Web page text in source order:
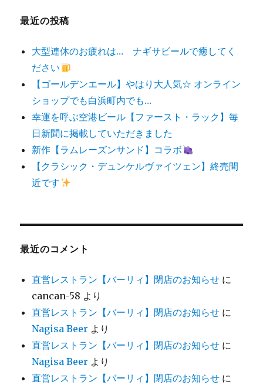
最近の投稿
大型連休のお疲れは… ナギサビールで癒してく
ださい
【ゴールデンエール】やはり大人気☆ オンライン
ショップでも白浜町内でも…
幸運を呼ぶ空港ビール【ファースト・ラック】毎
日新聞に掲載していただきました
新作【ラムレーズンサンド】コラボ
【クラシック・デュンケルヴァイツェン】終売間
近です
最近のコメント
直営レストラン【バーリィ】閉店のお知らせ に
cancan-58 より
直営レストラン【バーリィ】閉店のお知らせ に
Nagisa Beer より
直営レストラン【バーリィ】閉店のお知らせ に
Nagisa Beer より
直営レストラン【バーリィ】閉店のお知らせ に